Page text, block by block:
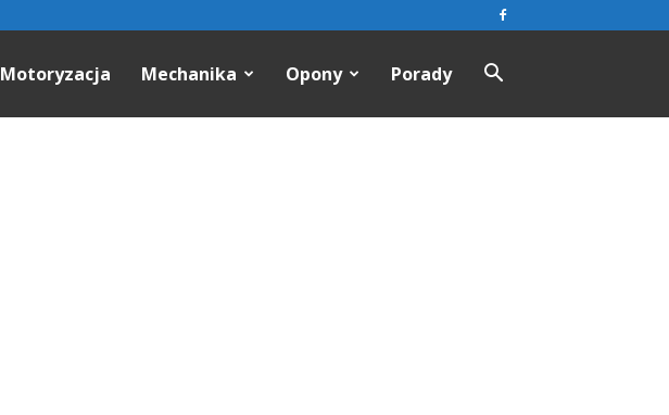
Motoryzacja Mechanika Opony Porady